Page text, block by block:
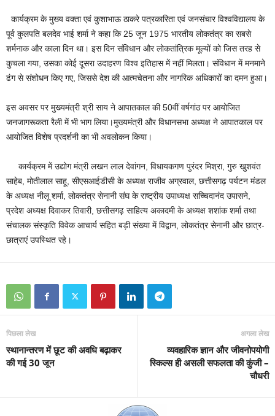
कार्यक्रम के मुख्य वक्ता एवं कुशाभाऊ ठाकरे पत्रकारिता एवं जनसंचार विश्वविद्यालय के
पूर्व कुलपति बलदेव भाई शर्मा ने कहा कि 25 जून 1975 भारतीय लोकतंत्र का सबसे
शर्मनाक और काला दिन था। इस दिन संविधान और लोकतांत्रिक मूल्यों को जिस तरह से
कुचला गया, उसका कोई दूसरा उदाहरण विश्व इतिहास में नहीं मिलता। संविधान में मनमाने
ढंग से संशोधन किए गए, जिससे देश की आत्मचेतना और नागरिक अधिकारों का दमन हुआ।
इस अवसर पर मुख्यमंत्री श्री साय ने आपातकाल की 50वीं वर्षगांठ पर आयोजित
जनजागरूकता रैली में भी भाग लिया।मुख्यमंत्री और विधानसभा अध्यक्ष ने आपातकाल पर
आयोजित विशेष प्रदर्शनी का भी अवलोकन किया।
कार्यक्रम में उद्योग मंत्री लखन लाल देवांगन, विधायकगण पुरंदर मिश्रा, गुरु खुशवंत
साहेब, मोतीलाल साहू, सीएसआईडीसी के अध्यक्ष राजीव अग्रवाल, छत्तीसगढ़ पर्यटन मंडल
के अध्यक्ष नीलू शर्मा, लोकतंत्र सेनानी संघ के राष्ट्रीय उपाध्यक्ष सच्चिदानंद उपासने,
प्रदेश अध्यक्ष दिवाकर तिवारी, छत्तीसगढ़ साहित्य अकादमी के अध्यक्ष शशांक शर्मा तथा
संचालक संस्कृति विवेक आचार्य सहित बड़ी संख्या में विद्वान, लोकतंत्र सेनानी और छात्र-
छात्राएं उपस्थित रहे।
पिछला लेख
स्थानान्तरण में छूट की अवधि बढ़ाकर
की गई 30 जून
अगला लेख
व्यवहारिक ज्ञान और जीवनोपयोगी
स्किल्स ही असली सफलता की कुंजी –
चौधरी